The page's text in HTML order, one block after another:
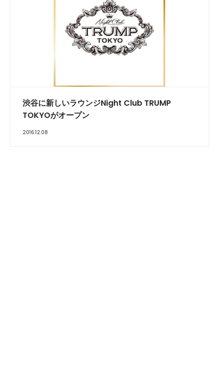
渋谷に新しいラウンジNight Club TRUMP
TOKYOがオープン
2016.12.08